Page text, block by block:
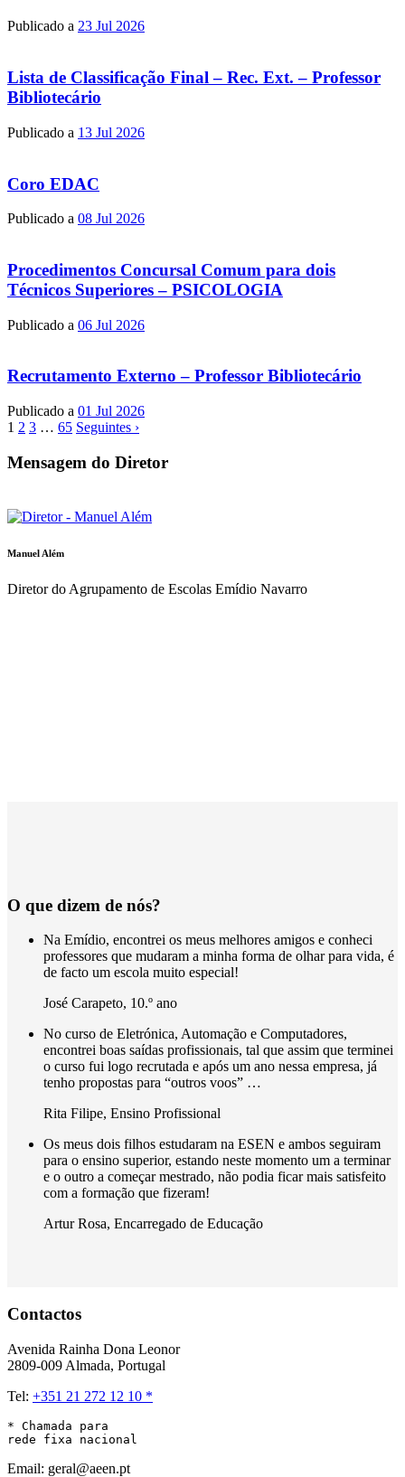
Publicado a 23 Jul 2026
Lista de Classificação Final – Rec. Ext. – Professor
Bibliotecário
Publicado a 13 Jul 2026
Coro EDAC
Publicado a 08 Jul 2026
Procedimentos Concursal Comum para dois
Técnicos Superiores – PSICOLOGIA
Publicado a 06 Jul 2026
Recrutamento Externo – Professor Bibliotecário
Publicado a 01 Jul 2026
1 2 3 … 65 Seguintes ›
Mensagem do Diretor
Manuel Além
Diretor do Agrupamento de Escolas Emídio Navarro
O que dizem de nós?
Na Emídio, encontrei os meus melhores amigos e conheci
professores que mudaram a minha forma de olhar para vida, é
de facto um escola muito especial!
José Carapeto, 10.º ano
No curso de Eletrónica, Automação e Computadores,
encontrei boas saídas profissionais, tal que assim que terminei
o curso fui logo recrutada e após um ano nessa empresa, já
tenho propostas para “outros voos” …
Rita Filipe, Ensino Profissional
Os meus dois filhos estudaram na ESEN e ambos seguiram
para o ensino superior, estando neste momento um a terminar
e o outro a começar mestrado, não podia ficar mais satisfeito
com a formação que fizeram!
Artur Rosa, Encarregado de Educação
Contactos
Avenida Rainha Dona Leonor
2809-009 Almada, Portugal
Tel: +351 21 272 12 10 *
* Chamada para
rede fixa nacional
Email: geral@aeen.pt